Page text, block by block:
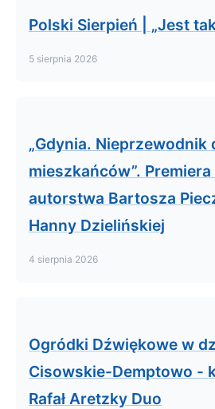
Polski Sierpień | „Jest
5 sierpnia 2026
„Gdynia.
mieszkańców”.
autorstwa Bartosza
Hanny Dzielińskiej
4 sierpnia 2026
Ogródki Dźwiękowe w
Cisowskie-Demptowo -
Rafał Aretzky Duo